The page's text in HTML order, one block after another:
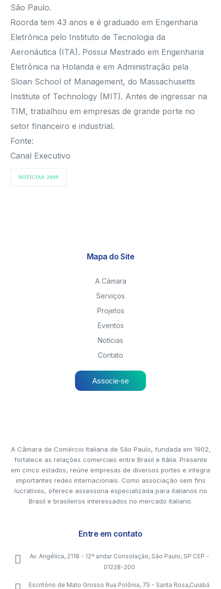
São Paulo.
Roorda tem 43 anos e é graduado em Engenharia
Eletrônica pelo Instituto de Tecnologia da
Aeronáutica (ITA). Possui Mestrado em Engenharia
Eletrônica na Holanda e em Administração pela
Sloan School of Management, do Massachusetts
Institute of Technology (MIT). Antes de ingressar na
TIM, trabalhou em empresas de grande porte no
setor financeiro e industrial.
Fonte:
Canal Executivo
NOTÍCIAS 2009
Mapa do Site
A Câmara
Serviços
Projetos
Eventos
Notícias
Contato
Associe-se
A Câmara de Comércio Italiana de São Paulo, fundada em 1902,
fortalece as relações comerciais entre Brasil e Itália. Presente
em cinco estados, reúne empresas de diversos portes e integra
importantes redes internacionais. Como associação sem fins
lucrativos, oferece assessoria especializada para italianos no
Brasil e brasileiros interessados no mercado italiano.
Entre em contato
Av. Angélica, 2118 - 12º andar Consolação, São Paulo, SP CEP -
01228-200
Escritório de Mato Grosso Rua Polônia, 75 - Santa Rosa,Cuiabá